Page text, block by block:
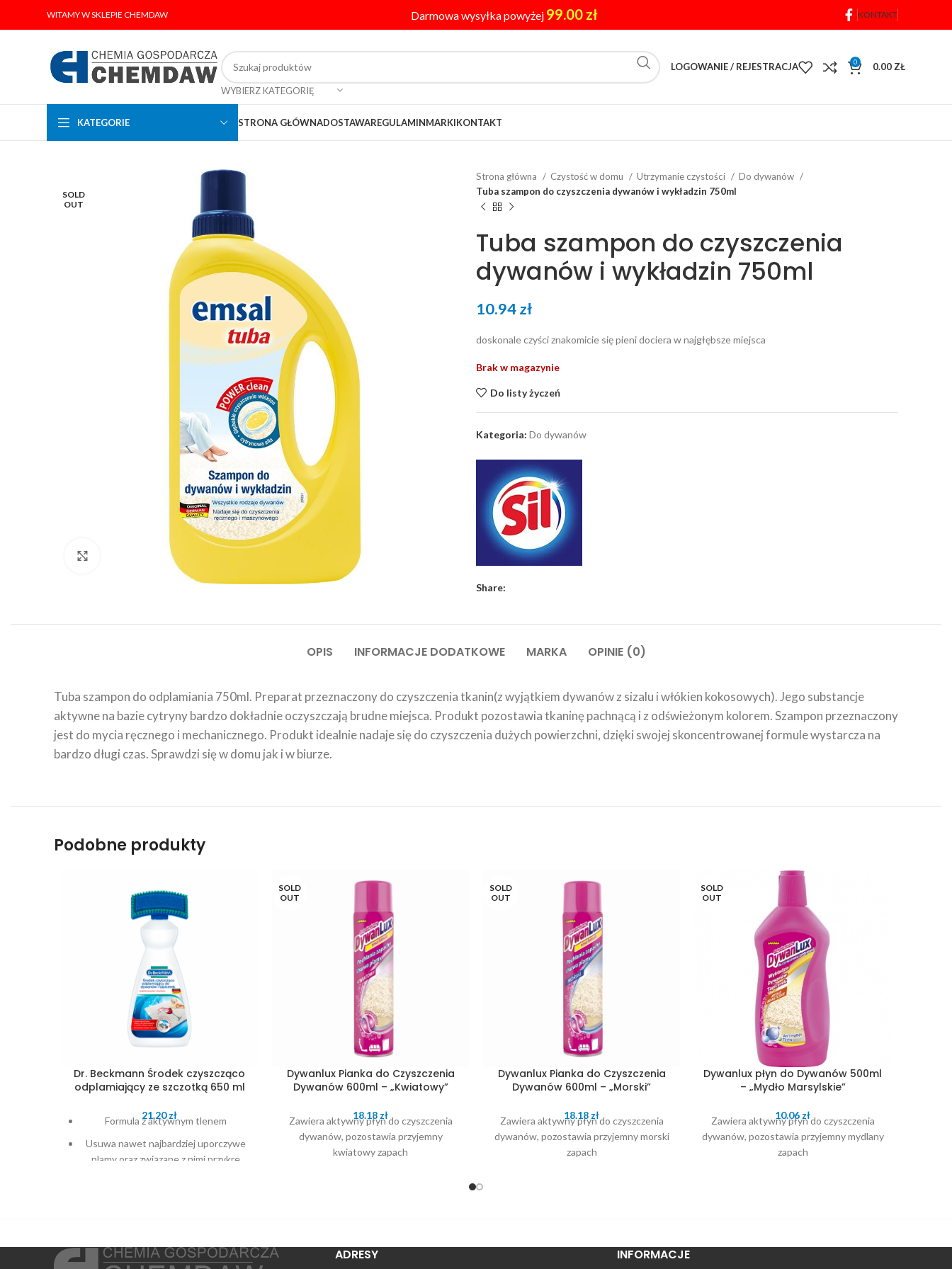
WITAMY W SKLEPIE CHEMDAW Darmowa wysyłka powyżej 99.00 zł KONTAKT
WYBIERZ KATEGORIĘ
LOGOWANIE / REJESTRACJA 0 0.00 ZŁ
KATEGORIE STRONA GŁÓWNADOSTAWAREGULAMINMARKIKONTAKT
SOLD
OUT
Strona główna Czystość w domu Utrzymanie czystości
Do dywanów
Tuba szampon do czyszczenia dywanów i wykładzin 750ml
Tuba szampon do czyszczenia
dywanów i wykładzin 750ml
10.94zł
doskonale czyści znakomicie się pieni dociera w najgłębsze miejsca
Brak w magazynie
Do listy życzeń
Kategoria: Do dywanów
Share:
OPIS INFORMACJE DODATKOWE MARKA OPINIE (0)
Tuba szampon do odplamiania 750ml. Preparat przeznaczony do czyszczenia tkanin(z wyjątkiem dywanów z sizalu i włókien kokosowych). Jego substancje
aktywne na bazie cytryny bardzo dokładnie oczyszczają brudne miejsca. Produkt pozostawia tkaninę pachnącą i z odświeżonym kolorem. Szampon przeznaczony
jest do mycia ręcznego i mechanicznego. Produkt idealnie nadaje się do czyszczenia dużych powierzchni, dzięki swojej skoncentrowanej formule wystarcza na
bardzo długi czas. Sprawdzi się w domu jak i w biurze.
Podobne produkty
Dr. Beckmann Środek czyszcząco
odplamiający ze szczotką 650 ml
21.20zł
Formula z aktywnym tlenem
Usuwa nawet najbardziej uporczywe
plamy oraz związane z nimi przykre
Zostawia świeży zapach
SOLD
OUT
Dywanlux Pianka do Czyszczenia
Dywanów 600ml – „Kwiatowy”
18.18 zł
Zawiera aktywny płyn do czyszczenia
dywanów, pozostawia przyjemny
kwiatowy zapach
SOLD
OUT
Dywanlux Pianka do Czyszczenia
Dywanów 600ml – „Morski”
18.18 zł
Zawiera aktywny płyn do czyszczenia
dywanów, pozostawia przyjemny morski
zapach
SOLD
OUT
Dywanlux płyn do Dywanów 500ml
– „Mydło Marsylskie”
10.06 zł
Zawiera aktywny płyn do czyszczenia
dywanów, pozostawia przyjemny mydlany
zapach
ADRESY INFORMACJE